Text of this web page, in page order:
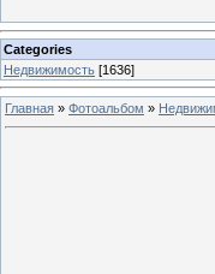
Categories
Недвижимость [1636]
Главная » Фотоальбом »